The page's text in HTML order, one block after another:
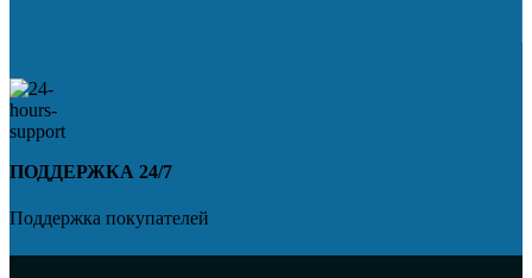
ПОДДЕРЖКА 24/7
Поддержка покупателей